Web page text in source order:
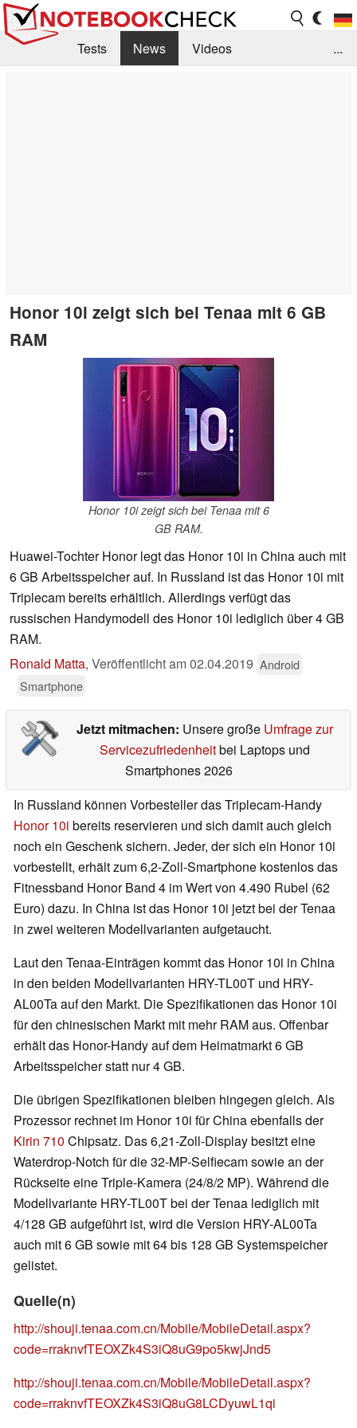
Tests News
Videos
...
Honor 10i zeigt sich bei Tenaa mit 6 GB
RAM
Honor 10i zeigt sich bei Tenaa mit 6
GB RAM.
Huawei-Tochter Honor legt das Honor 10i in China auch mit
6 GB Arbeitsspeicher auf. In Russland ist das Honor 10i mit
Triplecam bereits erhältlich. Allerdings verfügt das
russischen Handymodell des Honor 10i lediglich über 4 GB
RAM.
Ronald Matta, Veröffentlicht am02.04.2019 Android
Smartphone
Jetzt mitmachen: Unsere große Umfrage zur
Servicezufriedenheitbei Laptops und
Smartphones 2026
In Russland können Vorbesteller das Triplecam-Handy
Honor 10i bereits reservieren und sich damit auch gleich
noch ein Geschenk sichern. Jeder, der sich ein Honor 10i
vorbestellt, erhält zum 6,2-Zoll-Smartphone kostenlos das
Fitnessband Honor Band 4 im Wert von 4.490 Rubel (62
Euro) dazu. In China ist das Honor 10i jetzt bei der Tenaa
in zwei weiteren Modellvarianten aufgetaucht.
Laut den Tenaa-Einträgen kommt das Honor 10i in China
in den beiden Modellvarianten HRY-TL00T und HRY-
AL00Ta auf den Markt. Die Spezifikationen das Honor 10i
für den chinesischen Markt mit mehr RAM aus. Offenbar
erhält das Honor-Handy auf dem Heimatmarkt 6 GB
Arbeitsspeicher statt nur 4 GB.
Die übrigen Spezifikationen bleiben hingegen gleich. Als
Prozessor rechnet im Honor 10i für China ebenfalls der
Kirin 710 Chipsatz. Das 6,21-Zoll-Display besitzt eine
Waterdrop-Notch für die 32-MP-Selfiecam sowie an der
Rückseite eine Triple-Kamera (24/8/2 MP). Während die
Modellvariante HRY-TL00T bei der Tenaa lediglich mit
4/128 GB aufgeführt ist, wird die Version HRY-AL00Ta
auch mit 6 GB sowie mit 64 bis 128 GB Systemspeicher
gelistet.
Quelle(n)
http://shouji.tenaa.com.cn/Mobile/MobileDetail.aspx?
code=rraknvfTEOXZk4S3iQ8uG9po5kwjJnd5
http://shouji.tenaa.com.cn/Mobile/MobileDetail.aspx?
code=rraknvfTEOXZk4S3iQ8uG8LCDyuwL1qi